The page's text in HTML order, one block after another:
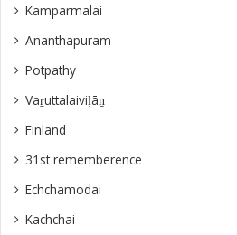
Kamparmalai
Ananthapuram
‎Potpathy
Vaṟuttalaiviḷāṉ
Finland
31st rememberence
Echchamodai
Kachchai